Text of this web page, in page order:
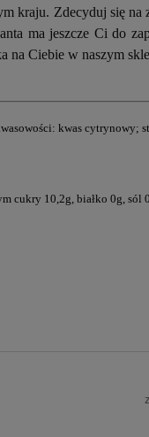
kraju. Zdecyduj się
ma jeszcze Ci do
na Ciebie w naszym
kwas cytrynowy;
cukry 10,2g, białko 0g, sól